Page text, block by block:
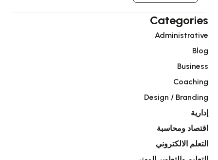
Categories
Administrative
Blog
Business
Coaching
Design / Branding
إدارية
اقتصاد ومحاسبة
التعلم الالكتروني